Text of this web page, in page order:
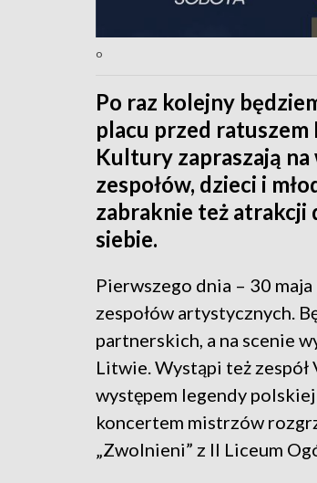
o
Po raz kolejny
placu przed
Kultury zapraszają
zespołów, dzieci i
zabraknie też atrakcji
siebie.
Pierwszego dnia – 30
zespołów artystycznych.
partnerskich, a na scenie
Litwie. Wystąpi też zespół
występem legendy
koncertem mistrzów
„Zwolnieni” z II Liceum